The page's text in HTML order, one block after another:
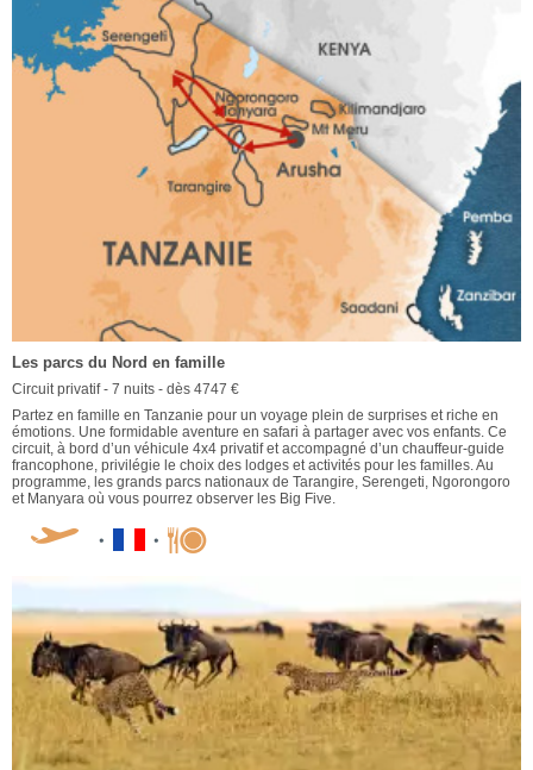
Les parcs du Nord en famille
Circuit privatif - 7 nuits - dès 4747 €
Partez en famille en Tanzanie pour un voyage plein de surprises et riche en
émotions. Une formidable aventure en safari à partager avec vos enfants. Ce
circuit, à bord d’un véhicule 4x4 privatif et accompagné d’un chauffeur-guide
francophone, privilégie le choix des lodges et activités pour les familles. Au
programme, les grands parcs nationaux de Tarangire, Serengeti, Ngorongoro
et Manyara où vous pourrez observer les Big Five.